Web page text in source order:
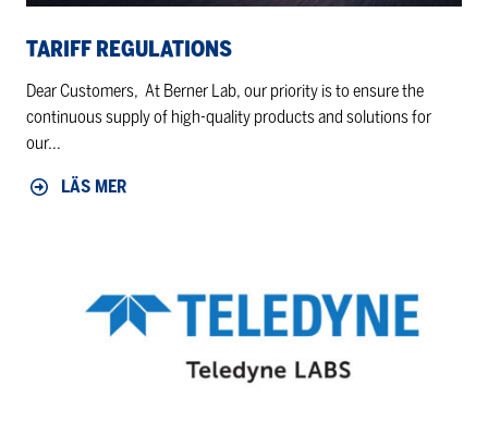
TARIFF REGULATIONS
Dear Customers, At Berner Lab, our priority is to ensure the
continuous supply of high-quality products and solutions for
our...
LÄS MER